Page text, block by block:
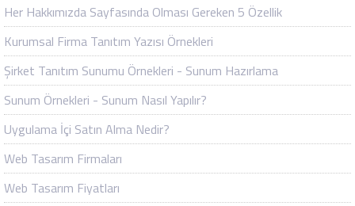
Her Hakkımızda Sayfasında Olması Gereken 5 Özellik
Kurumsal Firma Tanıtım Yazısı Örnekleri
Şirket Tanıtım Sunumu Örnekleri - Sunum Hazırlama
Sunum Örnekleri - Sunum Nasıl Yapılır?
Uygulama İçi Satın Alma Nedir?
Web Tasarım Firmaları
Web Tasarım Fiyatları